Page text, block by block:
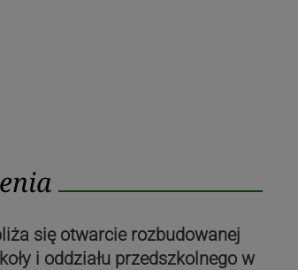
się otwarcie rozbudowanej
i oddziału przedszkolnego w